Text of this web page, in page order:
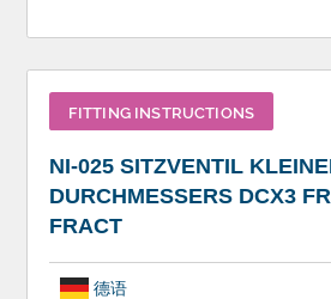
FITTING INSTRUCTIONS
NI-025 SITZVENTIL
DURCHMESSERS DCX3
FRACT
德语